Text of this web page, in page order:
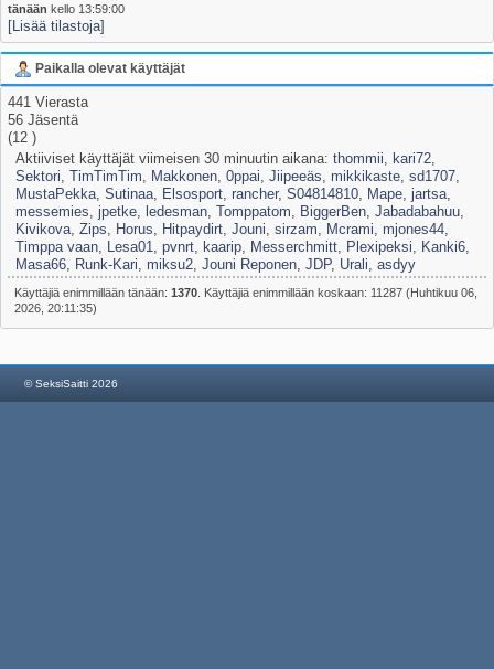
tänään kello 13:59:00
[Lisää tilastoja]
Paikalla olevat käyttäjät
441 Vierasta
56 Jäsentä
(12 )
Aktiiviset käyttäjät viimeisen 30 minuutin aikana: thommii kari72,
Sektori TimTimTim Makkonen, 0ppai Jiipeeäs mikkikaste, sd1707,
MustaPekka, Sutinaa, Elsosport, rancher, S04814810, Mape, jartsa,
messemies jpetke, ledesman, Tomppatom BiggerBen, Jabadabahuu,
Kivikova, Zips Horus Hitpaydirt, Jouni sirzam Mcrami mjones44,
Timppa vaan, Lesa01 pvnrt, kaarip, Messerchmitt, Plexipeksi Kanki6,
Masa66, Runk-Kari miksu2, Jouni Reponen, JDP, Urali asdyy
Käyttäjiä enimmillään tänään: 1370. Käyttäjiä enimmillään koskaan: 11287 (Huhtikuu 06,
2026, 20:11:35)
© SeksiSaitti 2026